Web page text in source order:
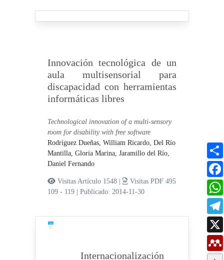
Innovación tecnológica de un
aula multisensorial para
discapacidad con herramientas
informáticas libres
Technological innovation of a multi-sensory
room for disability with free software
Rodríguez Dueñas, William Ricardo,Del Río
Mantilla, Gloria Marina,Jaramillo del Río,
Daniel Fernando
Visitas Artículo 1548 |
Visitas PDF 495
109 - 119
|Publicado: 2014-11-30
Internacionalización